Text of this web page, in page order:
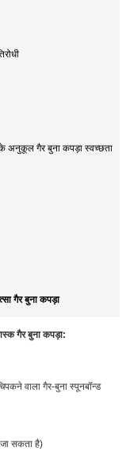
के अनुकूल गैर बुना कपड़ा स्वच्छता
गैर बुना कपड़ा
गैर बुना कपड़ा:
वाला गैर-बुना स्पूनबॉन्ड
सकता है)